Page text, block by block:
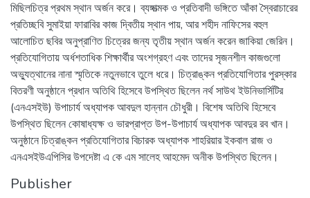
মিছিলচিত্র প্রথম স্থান অর্জন করে। ব্যঙ্গাত্মক ও প্রতিবাদী ভঙ্গিতে আঁকা স্বৈরাচারের
প্রতিচ্ছবি সুমাইয়া ফারাবির কাজ দ্বিতীয় স্থান পায়, আর শহীদ নাফিসের বহুল
আলোচিত ছবির অনুপ্রাণিত চিত্রের জন্য তৃতীয় স্থান অর্জন করেন জাকিয়া জেরিন।
প্রতিযোগিতায় অর্ধশতাধিক শিক্ষার্থীর অংশগ্রহণ এবং তাদের সৃজনশীল কাজগুলো
অভ্যুত্থানের নানা স্মৃতিকে নতুনভাবে তুলে ধরে। চিত্রাঙ্কন প্রতিযোগিতার পুরস্কার
বিতরণী অনুষ্ঠানে প্রধান অতিথি হিসেবে উপস্থিত ছিলেন নর্থ সাউথ ইউনিভার্সিটির
(এনএসইউ) উপাচার্য অধ্যাপক আবদুল হান্নান চৌধুরী। বিশেষ অতিথি হিসেবে
উপস্থিত ছিলেন কোষাধ্যক্ষ ও ভারপ্রাপ্ত উপ-উপাচার্য অধ্যাপক আবদুর রব খান।
অনুষ্ঠানে চিত্রাঙ্কন প্রতিযোগিতার বিচারক অধ্যাপক শাহরিয়ার ইকবাল রাজ ও
এনএসইউএপিসির উপদেষ্টা এ কে এম সালেহ আহমেদ অনীক উপস্থিত ছিলেন।
Publisher